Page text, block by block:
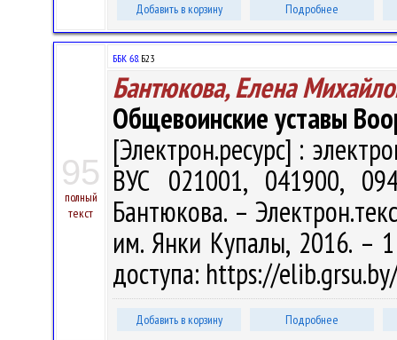
Добавить в корзину Подробнее
95
полный
текст
ББК 68.Б23
Бантюкова, Елена
Общевоинские уставы
[Электрон.ресурс] :
ВУС 021001, 041900,
Бантюкова. –
им. Янки Купалы, 2016. –
доступа: https://
Добавить в корзину Подробнее